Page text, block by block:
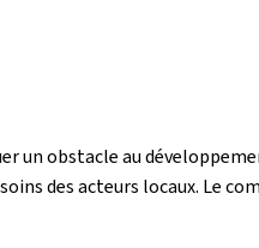
un obstacle au
des acteurs locaux. Le